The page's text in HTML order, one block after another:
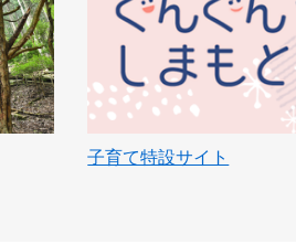
子育て特設サイト